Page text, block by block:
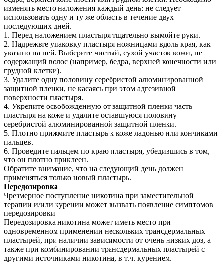
изменять место наложения каждый день: не следует
использовать одну и ту же область в течение двух
последующих дней.
1. Перед наложением пластыря тщательно вымойте руки.
2. Надрежьте упаковку пластыря ножницами вдоль края, как
указано на ней. Выберите чистый, сухой участок кожи, не
содержащий волос (например, бедра, верхней конечности или
грудной клетки).
3. Удалите одну половину серебристой алюминированной
защитной пленки, не касаясь при этом адгезивной
поверхности пластыря.
4. Укрепите освобожденную от защитной пленки часть
пластыря на коже и удалите оставшуюся половину
серебристой алюминированной защитной пленки.
5. Плотно прижмите пластырь к коже ладонью или кончиками
пальцев.
6. Проведите пальцем по краю пластыря, убедившись в том,
что он плотно приклеен.
Обратите внимание, что на следующий день должен
применяться только новый пластырь.
Передозировка
Чрезмерное поступление никотина при заместительной
терапии и/или курении может вызвать появление симптомов
передозировки.
Передозировка никотина может иметь место при
одновременном применении нескольких трансдермальных
пластырей, при наличии зависимости от очень низких доз, а
также при комбинировании трансдермальных пластырей с
другими источниками никотина, в т.ч. курением.